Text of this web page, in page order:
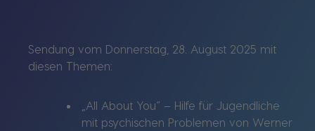
Sendung vom Donnerstag, 28. August 2025 mit
diesen Themen:
„All About You“ – Hilfe für Jugendliche
mit psychischen Problemen von Werner